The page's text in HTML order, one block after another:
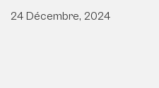
24 Décembre, 2024